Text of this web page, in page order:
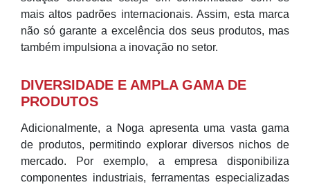
mais altos padrões internacionais. Assim, esta marca
não só garante a excelência dos seus produtos, mas
também impulsiona a inovação no setor.
DIVERSIDADE E AMPLA GAMA DE
PRODUTOS
Adicionalmente, a Noga apresenta uma vasta gama
de produtos, permitindo explorar diversos nichos de
mercado. Por exemplo, a empresa disponibiliza
componentes industriais, ferramentas especializadas